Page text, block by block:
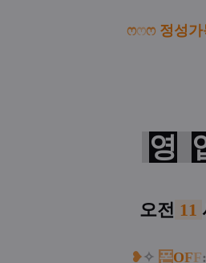
ෆෆෆ 정성가
영
오전 11
❥ ✧ 폰OFF: